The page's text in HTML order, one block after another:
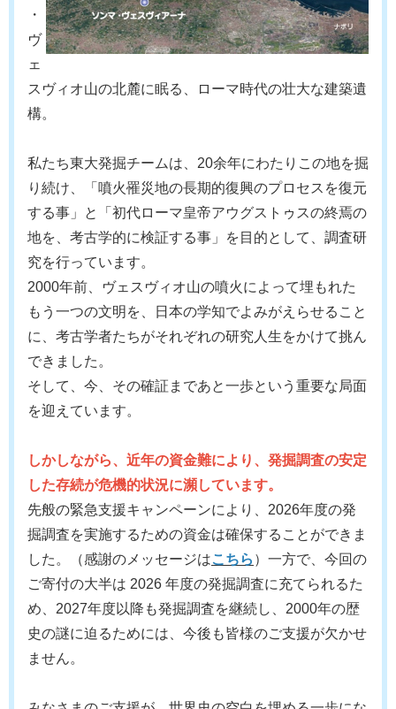
・
ヴ
ェ
スヴィオ山の北麓に眠る、ローマ時代の壮大な建築遺
構。
私たち東大発掘チームは、20余年にわたりこの地を掘
り続け、「噴火罹災地の長期的復興のプロセスを復元
する事」と「初代ローマ皇帝アウグストゥスの終焉の
地を、考古学的に検証する事」を目的として、調査研
究を行っています。
2000年前、ヴェスヴィオ山の噴火によって埋もれた
もう一つの文明を、日本の学知でよみがえらせること
に、考古学者たちがそれぞれの研究人生をかけて挑ん
できました。
そして、今、その確証まであと一歩という重要な局面
を迎えています。
しかしながら、近年の資金難により、発掘調査の安定
した存続が危機的状況に瀕しています。
先般の緊急支援キャンペーンにより、2026年度の発
掘調査を実施するための資金は確保することができま
した。（感謝のメッセージはこちら ）一方で、今回の
ご寄付の大半は 2026 年度の発掘調査に充てられるた
め、2027年度以降も発掘調査を継続し、2000年の歴
史の謎に迫るためには、今後も皆様のご支援が欠かせ
ません。